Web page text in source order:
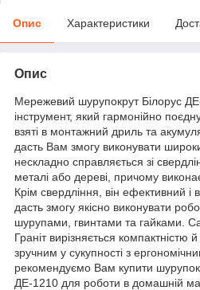
Опис Характеристики
Опис
Мережевий шурупокрут Білорус
інструмент, який гармонійно
взяті в монтажний дриль та
дасть Вам змогу виконувати
нескладно справляється зі
металі або дереві, причому виконає
Крім свердління, він ефективний і
дасть змогу якісно виконувати
шурупами, гвинтами та гайками.
Граніт вирізняється компактністю
зручним у сукупності з
рекомендуємо Вам купити
ДЕ-1210 для роботи в домашній